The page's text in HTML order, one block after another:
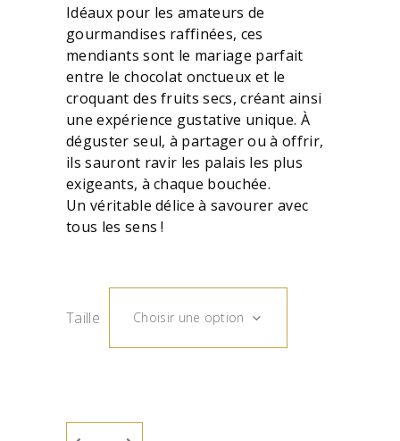
Idéaux pour les amateurs de
gourmandises raffinées, ces
mendiants sont le mariage parfait
entre le chocolat onctueux et le
croquant des fruits secs, créant ainsi
une expérience gustative unique. À
déguster seul, à partager ou à offrir,
ils sauront ravir les palais les plus
exigeants, à chaque bouchée.
Un véritable délice à savourer avec
tous les sens !
Taille Choisir une option